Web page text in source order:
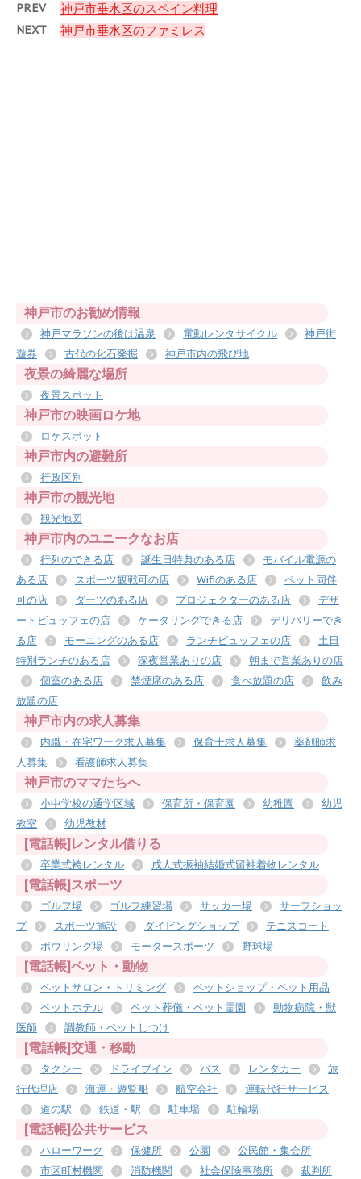
PREV 神戸市垂水区のスペイン料理
NEXT 神戸市垂水区のファミレス
神戸市のお勧め情報
神戸マラソンの後は温泉 電動レンタサイクル
神戸街
遊券
古代の化石発掘 神戸市内の飛び地
夜景の綺麗な場所
夜景スポット
神戸市の映画ロケ地
ロケスポット
神戸市内の避難所
行政区別
神戸市の観光地
観光地図
神戸市内のユニークなお店
行列のできる店 誕生日特典のある店
モバイル電源の
ある店
スポーツ観戦可の店 Wifiのある店
ペット同伴
可の店
ダーツのある店 プロジェクターのある店
デザ
ートビュッフェの店
ケータリングできる店
デリバリーでき
る店
モーニングのある店 ランチビュッフェの店
土日
特別ランチのある店
深夜営業ありの店
朝まで営業ありの店
個室のある店
禁煙席のある店 食べ放題の店
飲み
放題の店
神戸市内の求人募集
内職・在宅ワーク求人募集 保育士求人募集
薬剤師求
人募集
看護師求人募集
神戸市のママたちへ
小中学校の通学区域 保育所・保育園 幼稚園
幼児
教室
幼児教材
[電話帳]レンタル借りる
卒業式袴レンタル 成人式振袖結婚式留袖着物レンタル
[電話帳]スポーツ
ゴルフ場 ゴルフ練習場 サッカー場
サーフショッ
プ
スポーツ施設 ダイビングショップ
テニスコート
ボウリング場
モータースポーツ 野球場
[電話帳]ペット・動物
ペットサロン・トリミング
ペットショップ・ペット用品
ペットホテル
ペット葬儀・ペット霊園
動物病院・獣
医師
調教師・ペットしつけ
[電話帳]交通・移動
タクシー ドライブイン バス レンタカー
旅
行代理店
海運・遊覧船 航空会社
運転代行サービス
道の駅
鉄道・駅 駐車場 駐輪場
[電話帳]公共サービス
ハローワーク 保健所 公園
公民館・集会所
市区町村機関
消防機関 社会保険事務所 裁判所